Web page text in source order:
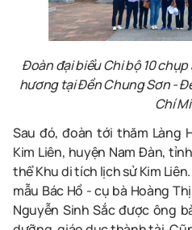
Đoàn đại biểu Chi bộ 10
hương tại Đền Chung Sơn -
Chí
Sau đó, đoàn tới thăm Làng
Kim Liên, huyện Nam Đàn,
thể Khu di tích lịch sử Kim
mẫu Bác Hồ - cụ bà Hoàng
Nguyễn Sinh Sắc được ông